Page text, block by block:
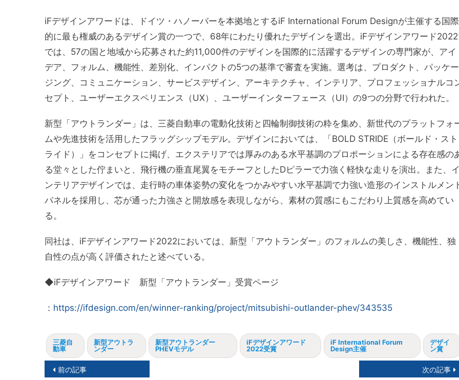
iFデザインアワードは、ドイツ・ハノーバーを本拠地とするiF International Forum Designが主催する国際
的に最も権威のあるデザイン賞の一つで、68年にわたり優れたデザインを選出。iFデザインアワード2022
では、57の国と地域から応募された約11,000件のデザインを国際的に活躍するデザインの専門家が、アイ
デア、フォルム、機能性、差別化、インパクトの5つの基準で審査を実施。選考は、プロダクト、パッケー
ジング、コミュニケーション、サービスデザイン、アーキテクチャ、インテリア、プロフェッショナルコ
セプト、ユーザーエクスペリエンス（UX）、ユーザーインターフェース（UI）の9つの分野で行われた。
新型「アウトランダー」は、三菱自動車の電動化技術と四輪制御技術の粋を集め、新世代のプラットフォ
ムや先進技術を活用したフラッグシップモデル。デザインにおいては、「BOLD STRIDE（ボールド・スト
ライド）」をコンセプトに掲げ、エクステリアでは厚みのある水平基調のプロポーションによる存在感の
る堂々とした佇まいと、飛行機の垂直尾翼をモチーフとしたDピラーで力強く軽快な走りを演出。また、
ンテリアデザインでは、走行時の車体姿勢の変化をつかみやすい水平基調で力強い造形のインストルメン
パネルを採用し、芯が通った力強さと開放感を表現しながら、素材の質感にもこだわり上質感を高めてい
る。
同社は、iFデザインアワード2022においては、新型「アウトランダー」のフォルムの美しさ、機能性、独
自性の点が高く評価されたと述べている。
◆iFデザインアワード 新型「アウトランダー」受賞ページ
： https://ifdesign.com/en/winner-ranking/project/mitsubishi-outlander-phev/343535
三菱自
動車
新型アウトラ
ンダー
新型アウトランダー
PHEVモデル
iFデザインアワード
2022受賞
iF International Forum
Design主催
デザイ
ン賞
投前の記事 次の記事